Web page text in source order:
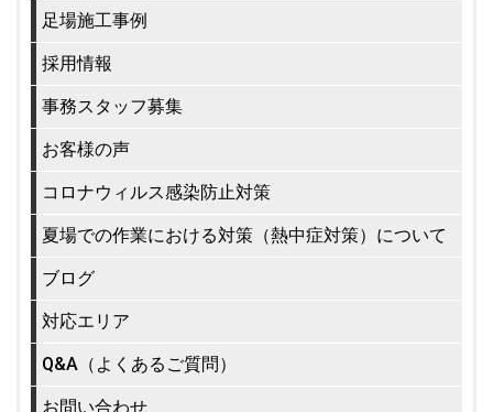
足場施工事例
採用情報
事務スタッフ募集
お客様の声
コロナウィルス感染防止対策
夏場での作業における対策（熱中症対策）について
ブログ
対応エリア
Q&A（よくあるご質問）
お問い合わせ